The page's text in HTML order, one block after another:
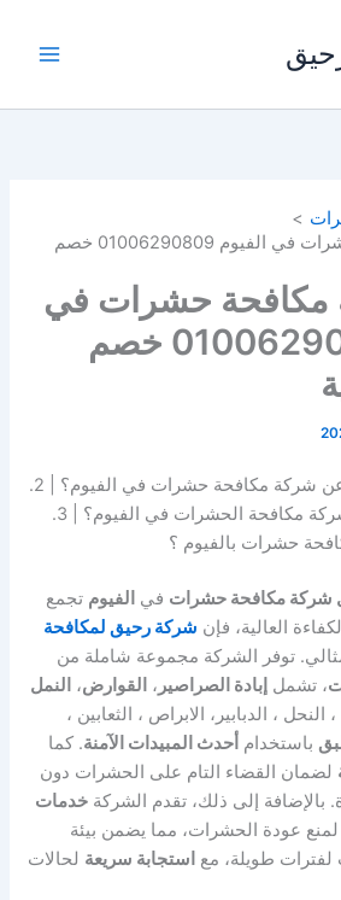
افضل شركة مكافحة حشرات في الفيوم 01006290809 خصم
مكافحة حشرات في
الفيوم 01006290809 خصم
1. هل تعبت من البحث عن شركة مكافحة حشرات في الفيوم؟ | 2.
هل تتساءل عن اهمية شركة مكافحة الحشرات في الفيوم؟ | 3.
حشرات بالفيوم ؟
شركة مكافحة حشرات في الفيوم تجمع
العالية، فإن شركة رحيق لمكافحة
توفر الشركة مجموعة شاملة من
، تشملإبادة الصراصير ، القوارض، النمل
النحل ، الدبابير، الابراص ، الثعابين ،
باستخدام أحدث المبيدات الآمنة. كما
لضمان القضاء التام على الحشرات دون
بالإضافة إلى ذلك، تقدم الشركةخدمات
لمنع عودة الحشرات، مما يضمن بيئة
لفترات طويلة، مع استجابة سريعة لحالات